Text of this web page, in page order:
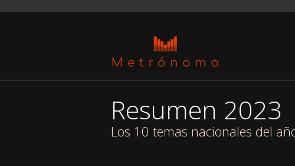
Resumen 2023
Los 10 temas nacionales del